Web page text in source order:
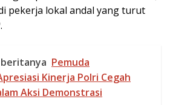
pekerja lokal andal yang turut
Pemuda
Kinerja Polri Cegah
Aksi Demonstrasi